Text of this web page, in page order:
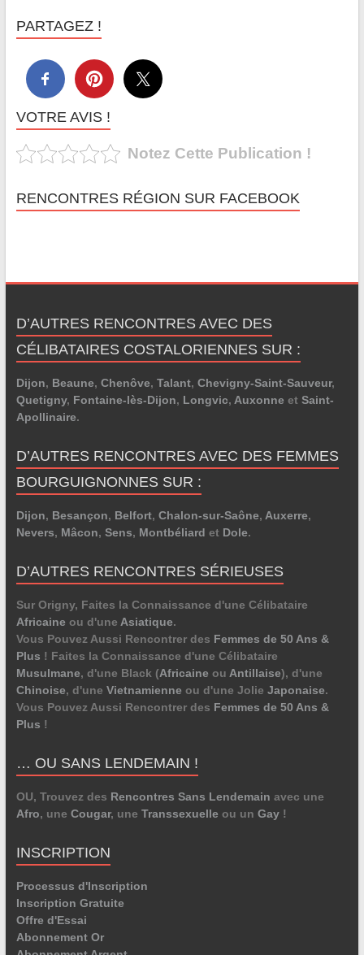
PARTAGEZ !
VOTRE AVIS !
Notez Cette Publication !
RENCONTRES RÉGION SUR FACEBOOK
D’AUTRES RENCONTRES AVEC DES
CÉLIBATAIRES COSTALORIENNES SUR :
Dijon, Beaune, Chenôve, Talant, Chevigny-Saint-Sauveur,
Quetigny, Fontaine-lès-Dijon, Longvic, Auxonne et Saint-
Apollinaire.
D’AUTRES RENCONTRES AVEC DES FEMMES
BOURGUIGNONNES SUR :
Dijon, Besançon, Belfort, Chalon-sur-Saône, Auxerre,
Nevers, Mâcon, Sens, Montbéliard et Dole.
D’AUTRES RENCONTRES SÉRIEUSES
Sur Origny, Faites la Connaissance d'une Célibataire
Africaine ou d'une Asiatique.
Vous Pouvez Aussi Rencontrer des Femmes de 50 Ans &
Plus ! Faites la Connaissance d'une Célibataire
Musulmane, d'une Black (Africaine ou Antillaise), d'une
Chinoise, d'une Vietnamienne ou d'une Jolie Japonaise.
Vous Pouvez Aussi Rencontrer des Femmes de 50 Ans &
Plus !
… OU SANS LENDEMAIN !
OU, Trouvez des Rencontres Sans Lendemain avec une
Afro, une Cougar, une Transsexuelle ou un Gay!
INSCRIPTION
Processus d'Inscription
Inscription Gratuite
Offre d'Essai
Abonnement Or